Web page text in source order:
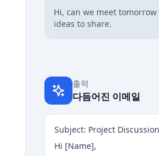
Hi, can we meet
ideas to share.
출력
다듬어진 이메일
Subject: Project
Hi [Name],